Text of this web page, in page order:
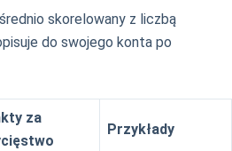
skorelowany z liczbą
do swojego konta po
za
Przykłady